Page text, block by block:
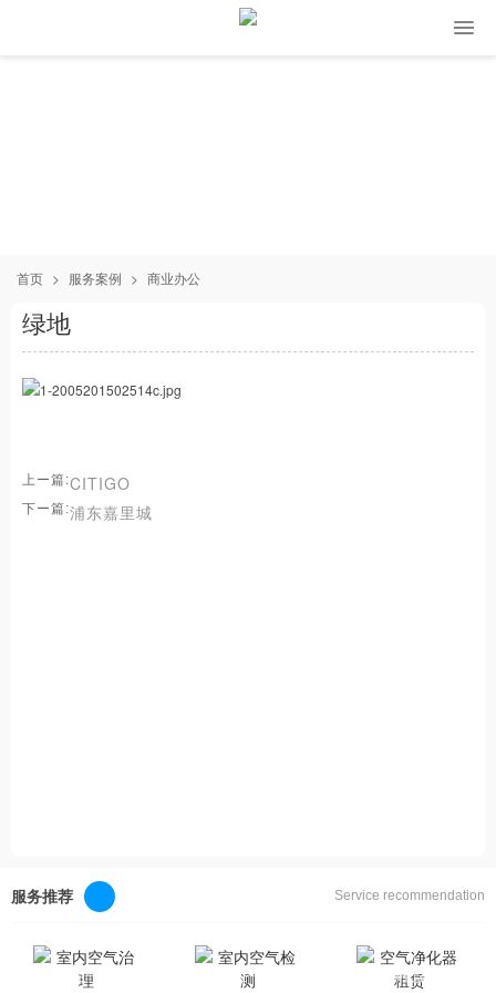
首页 > 服务案例 > 商业办公
绿地
上ー篇:CITIGO
下ー篇:浦东嘉里城
服务推荐 Service recommendation
室内空气治理 室内空气检测 空气净化器租赁